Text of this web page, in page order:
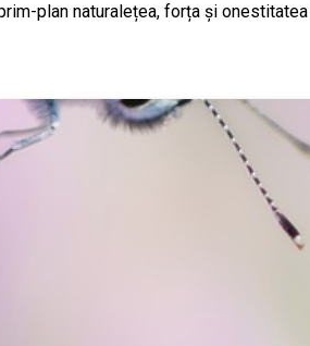
plan naturalețea, forța și